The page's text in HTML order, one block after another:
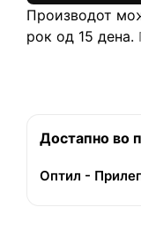
Производот
рок од 15 дена.
Достапно во
Оптил -